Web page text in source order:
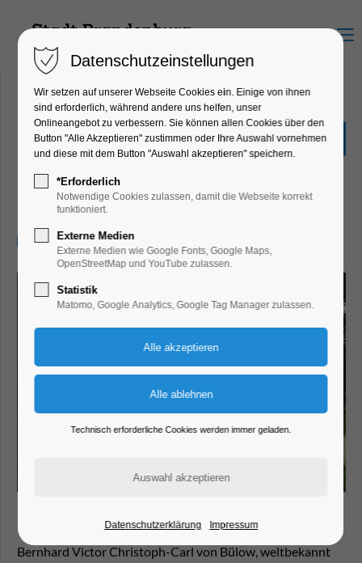
Menu
Stadtführung: Auf den
Spuren von Vicco von
Bülow
Führung, Highlight, Loriot, Themenführung
04.04.2026, 14:30–16:30
Bernhard Victor Christoph-Carl von Bülow, weltbekannt
Datenschutzeinstellungen
Wir setzen auf unserer Webseite Cookies ein. Einige von ihnen
sind erforderlich, während andere uns helfen, unser
Onlineangebot zu verbessern. Sie können allen Cookies über den
Button "Alle Akzeptieren" zustimmen oder Ihre Auswahl vornehmen
und diese mit dem Button "Auswahl akzeptieren" speichern.
*Erforderlich
Notwendige Cookies zulassen, damit die Webseite korrekt
funktioniert.
Externe Medien
Externe Medien wie Google Fonts, Google Maps,
OpenStreetMap und YouTube zulassen.
Statistik
Matomo, Google Analytics, Google Tag Manager zulassen.
Technisch erforderliche Cookies werden immer geladen.
Datenschutzerklärung Impressum